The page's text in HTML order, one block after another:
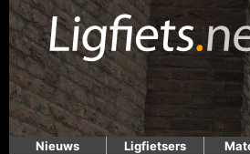
Nieuws Ligfietsers